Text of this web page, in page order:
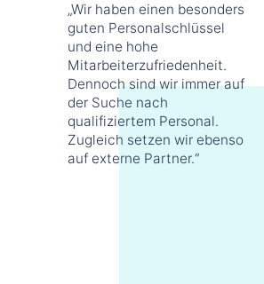
„Wir haben einen besonders
guten Personalschlüssel
und eine hohe
Mitarbeiterzufriedenheit.
Dennoch sind wir immer auf
der Suche nach
qualifiziertem Personal.
Zugleich setzen wir ebenso
auf externe Partner.“